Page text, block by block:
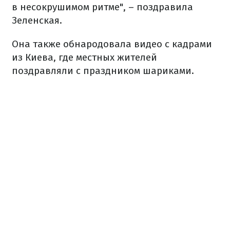
в несокрушимом ритме", – поздравила
Зеленская.
Она также обнародовала видео с кадрами
из Киева, где местных жителей
поздравляли с праздником шариками.